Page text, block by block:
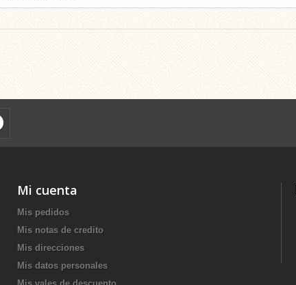
Mi cuenta
Mis pedidos
Mis notas de credito
Mis direcciones
Mis datos personales